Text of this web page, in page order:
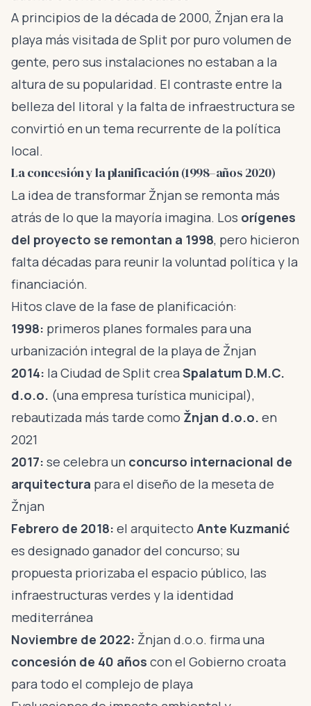
A principios de la década de 2000, Žnjan era la
playa más visitada de Split por puro volumen de
gente, pero sus instalaciones no estaban a la
altura de su popularidad. El contraste entre la
belleza del litoral y la falta de infraestructura se
convirtió en un tema recurrente de la política
local.
La concesión y la planificación (1998–años 2020)
La idea de transformar Žnjan se remonta más
atrás de lo que la mayoría imagina. Los orígenes
del proyecto se remontan a 1998, pero hicieron
falta décadas para reunir la voluntad política y la
financiación.
Hitos clave de la fase de planificación:
1998: primeros planes formales para una
urbanización integral de la playa de Žnjan
2014: la Ciudad de Split crea Spalatum D.M.C.
d.o.o. (una empresa turística municipal),
rebautizada más tarde como Žnjan d.o.o. en
2021
2017: se celebra un concurso internacional de
arquitectura para el diseño de la meseta de
Žnjan
Febrero de 2018: el arquitecto Ante Kuzmanić
es designado ganador del concurso; su
propuesta priorizaba el espacio público, las
infraestructuras verdes y la identidad
mediterránea
Noviembre de 2022: Žnjan d.o.o. firma una
concesión de 40 años con el Gobierno croata
para todo el complejo de playa